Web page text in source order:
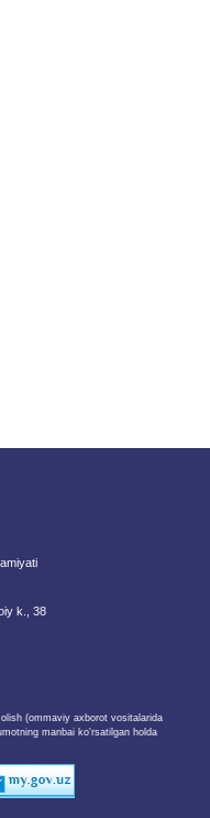
k., 38
(ommaviy axborot vositalarida
manbai ko'rsatilgan holda